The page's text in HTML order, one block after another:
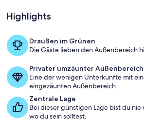
Pool
Highlights
Draußen im Grünen
Die Gäste lieben den Außenbereich
Privater umzäunter Außenbereich
Eine der wenigen Unterkünfte mit
eingezäunten Außenbereich.
Zentrale Lage
Bei dieser günstigen Lage bist du
wo du sein solltest.